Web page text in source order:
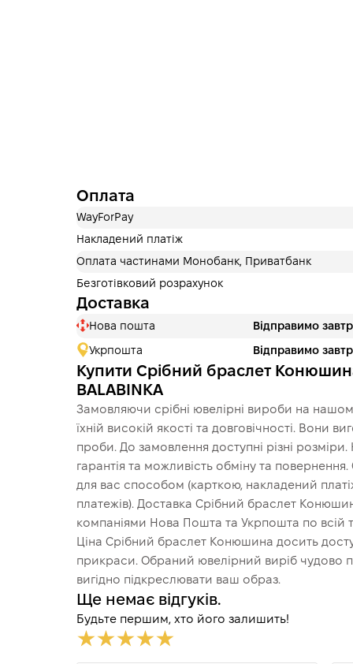
Оплата
WayForPay
Накладений платіж
Оплата частинами Монобанк, Приватбанк
Безготівковий розрахунок
Доставка
Нова пошта Відправимо
Укрпошта Відправимо
Купити Срібний браслет
BALABINKA
Замовляючи срібні ювелірні вироби на
їхній високій якості та довговічності. Вони
проби. До замовлення доступні різні
гарантія та можливість обміну та
для вас способом (карткою, накладений
платежів). Доставка Срібний браслет
компаніями Нова Пошта та Укрпошта по всій
Ціна Срібний браслет Конюшина досить
прикраси. Обраний ювелірний виріб чудово
вигідно підкреслювати ваш образ.
Ще немає відгуків.
Будьте першим, хто його залишить!